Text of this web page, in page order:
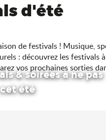
d'été
de festivals ! Musique,
: découvrez les festivals
vos prochaines sorties
& soirées à ne pas
été